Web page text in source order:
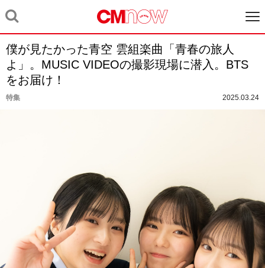
僕が見たかった青空 雲組楽曲「青春の旅人
よ」。MUSIC VIDEOの撮影現場に潜入。BTS
をお届け！
特集 2025.03.24